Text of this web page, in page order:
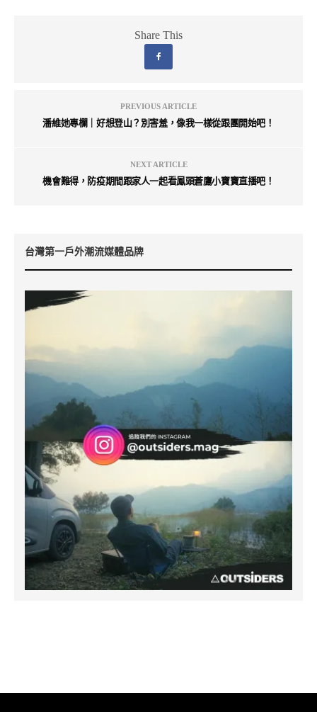
Share This
PREVIOUS ARTICLE
潘維她專欄｜好想登山？別害羞，像我一樣從跟團開始吧！
NEXT ARTICLE
機會難得，防疫期間跟家人一起看鳳頭蒼鷹小寶寶直播吧！
台灣第一戶外潮流媒體品牌